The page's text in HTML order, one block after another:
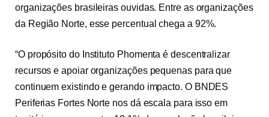
organizações brasileiras ouvidas. Entre as organizações
da Região Norte, esse percentual chega a 92%.
“O propósito do Instituto Phomenta é descentralizar
recursos e apoiar organizações pequenas para que
continuem existindo e gerando impacto. O BNDES
Periferias Fortes Norte nos dá escala para isso em